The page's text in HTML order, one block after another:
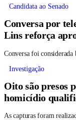
Candidata ao Senado
Conversa por
Lins reforça
Conversa foi considerada
Investigação
Oito são presos
homicídio
As capturas foram